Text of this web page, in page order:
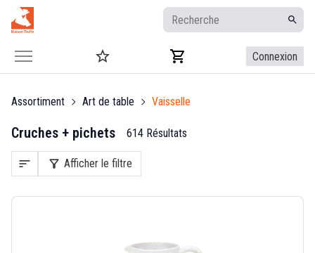
Connexion
Assortiment Art de table Vaisselle
Cruches + pichets 614 Résultats
sort filter_alt Afficher le filtre